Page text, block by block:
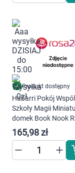
Produkt dostępny
Habarri Pokój
Szkoły Magii
domek Book Nook
165,98 zł